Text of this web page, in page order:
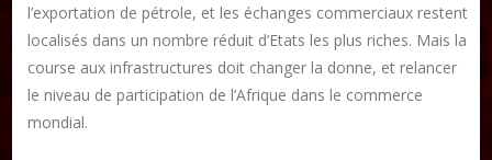
l’exportation de pétrole, et les échanges commerciaux restent
localisés dans un nombre réduit d’Etats les plus riches. Mais la
course aux infrastructures doit changer la donne, et relancer
le niveau de participation de l’Afrique dans le commerce
mondial.